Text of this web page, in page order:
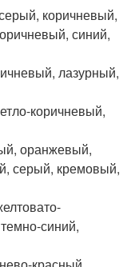
коричневый,
синий,
лазурный,
коричневый,
оранжевый,
серый, кремовый,
синий,